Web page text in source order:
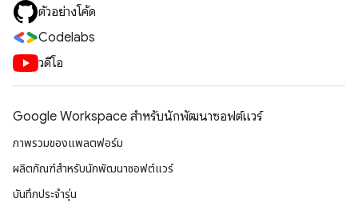
ตัวอย่างโค้ด
Codelabs
วิดีโอ
Google Workspace สําหรับนักพัฒนาซอฟต์แวร์
ภาพรวมของแพลตฟอร์ม
ผลิตภัณฑ์สําหรับนักพัฒนาซอฟต์แวร์
บันทึกประจำรุ่น